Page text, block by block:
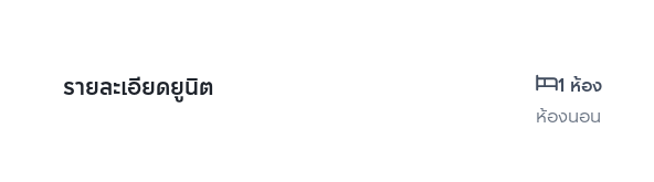
รายละเอียดยูนิต
1 ห้อง
ห้องนอน